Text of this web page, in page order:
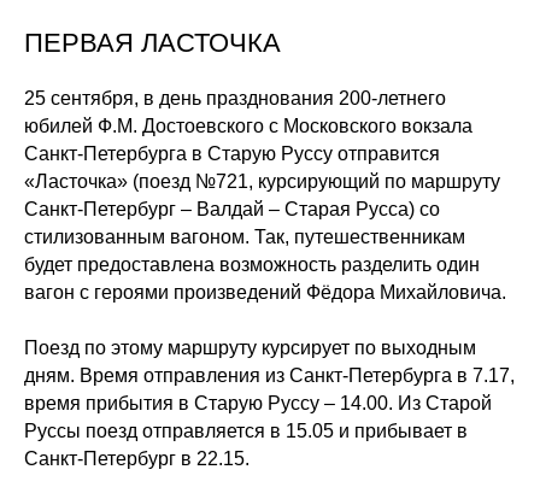
25.09
Празднование 200-летия со дня рождения Ф.М.
Достоевского
Старая Русса – город Достоевского
ПЕРВАЯ ЛАСТОЧКА
25 сентября, в день празднования 200-летнего
юбилей Ф.М. Достоевского с Московского вокзала
Санкт-Петербурга в Старую Руссу отправится
«Ласточка» (поезд №721, курсирующий по маршруту
Санкт-Петербург – Валдай – Старая Русса) со
стилизованным вагоном. Так, путешественникам
будет предоставлена возможность разделить один
вагон с героями произведений Фёдора Михайловича.
Поезд по этому маршруту курсирует по выходным
дням. Время отправления из Санкт-Петербурга в 7.17,
время прибытия в Старую Руссу – 14.00. Из Старой
Руссы поезд отправляется в 15.05 и прибывает в
Санкт-Петербург в 22.15.